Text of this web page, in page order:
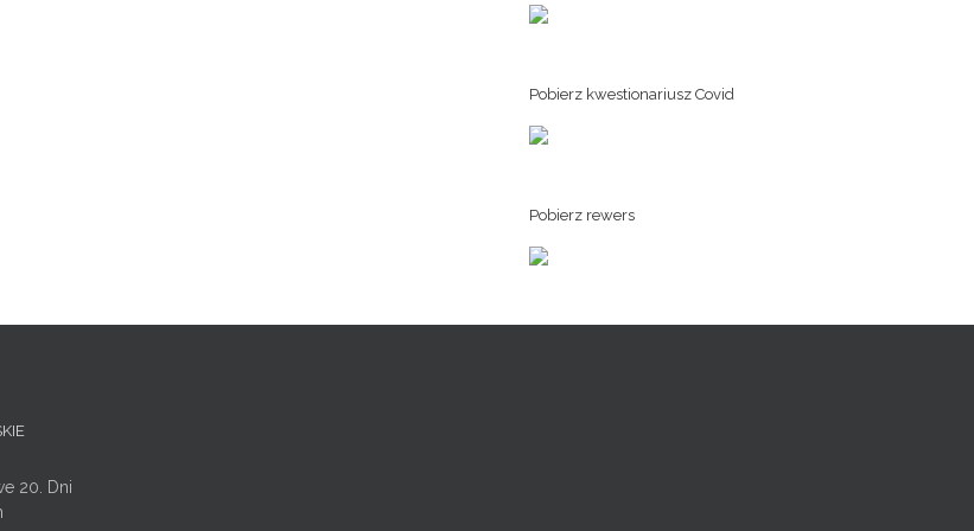
Pobierz kwestionariusz Covid
Pobierz rewers
20. Dni